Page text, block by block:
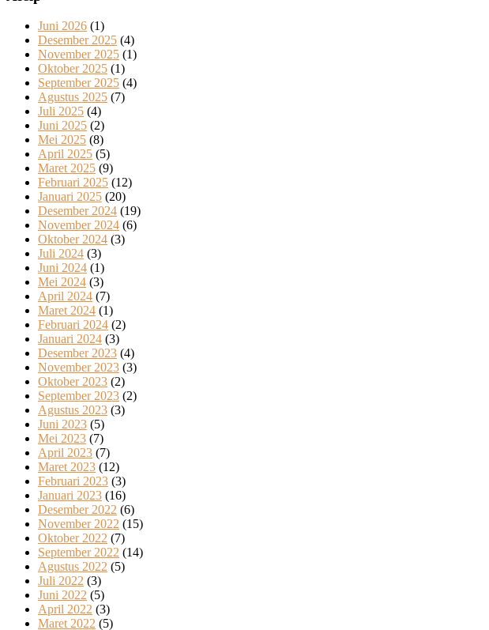
Juni 2026 (1)
Desember 2025 (4)
November 2025 (1)
Oktober 2025 (1)
September 2025 (4)
Agustus 2025 (7)
Juli 2025 (4)
Juni 2025 (2)
Mei 2025 (8)
April 2025 (5)
Maret 2025 (9)
Februari 2025 (12)
Januari 2025 (20)
Desember 2024 (19)
November 2024 (6)
Oktober 2024 (3)
Juli 2024 (3)
Juni 2024 (1)
Mei 2024 (3)
April 2024 (7)
Maret 2024 (1)
Februari 2024 (2)
Januari 2024 (3)
Desember 2023 (4)
November 2023 (3)
Oktober 2023 (2)
September 2023 (2)
Agustus 2023 (3)
Juni 2023 (5)
Mei 2023 (7)
April 2023 (7)
Maret 2023 (12)
Februari 2023 (3)
Januari 2023 (16)
Desember 2022 (6)
November 2022 (15)
Oktober 2022 (7)
September 2022 (14)
Agustus 2022 (5)
Juli 2022 (3)
Juni 2022 (5)
April 2022 (3)
Maret 2022 (5)